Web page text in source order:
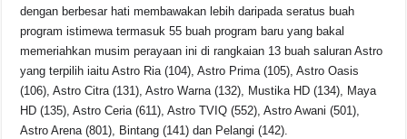
dengan berbesar hati membawakan lebih daripada seratus buah
program istimewa termasuk 55 buah program baru yang bakal
memeriahkan musim perayaan ini di rangkaian 13 buah saluran Astro
yang terpilih iaitu Astro Ria (104), Astro Prima (105), Astro Oasis
(106), Astro Citra (131), Astro Warna (132), Mustika HD (134), Maya
HD (135), Astro Ceria (611), Astro TVIQ (552), Astro Awani (501),
Astro Arena (801), Bintang (141) dan Pelangi (142).